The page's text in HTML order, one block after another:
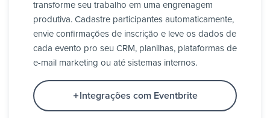
transforme seu trabalho em uma engrenagem
produtiva. Cadastre participantes automaticamente,
envie confirmações de inscrição e leve os dados de
cada evento pro seu CRM, planilhas, plataformas de
e-mail marketing ou até sistemas internos.
Integrações com Eventbrite